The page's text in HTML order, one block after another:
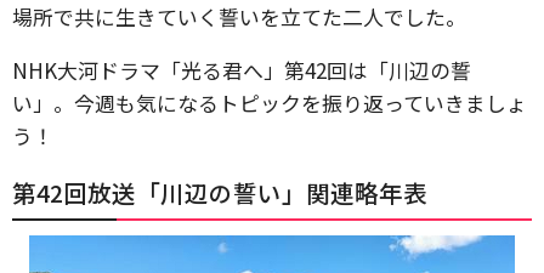
場所で共に生きていく誓いを立てた二人でした。
NHK大河ドラマ「光る君へ」第42回は「川辺の誓
い」。今週も気になるトピックを振り返っていきましょ
う！
第42回放送「川辺の誓い」関連略年表